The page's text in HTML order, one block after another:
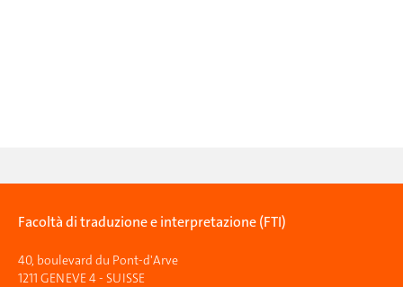
Facoltà di traduzione e interpretazione (FTI)
40, boulevard du Pont-d'Arve
1211 GENEVE 4 - SUISSE